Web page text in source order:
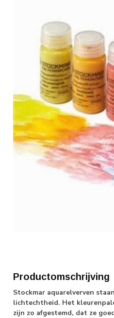
Productomschrijving
Stockmar aquarelverven
lichtechtheid. Het
zijn zo afgestemd, dat ze